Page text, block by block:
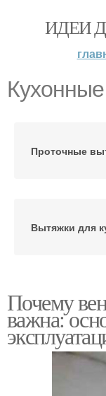
ИДЕИ
Проточные
Вытяжки для
Почему
важна: